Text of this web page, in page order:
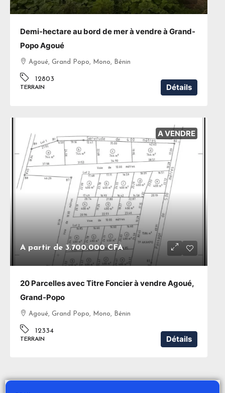
Demi-hectare au bord de mer à vendre à Grand-
Popo Agoué
Agoué, Grand Popo, Mono, Bénin
12803
TERRAIN Détails
A VENDRE
A partir de 3.700.000 CFA
20 Parcelles avec Titre Foncier à vendre Agoué,
Grand-Popo
Agoué, Grand Popo, Mono, Bénin
12334
TERRAIN Détails